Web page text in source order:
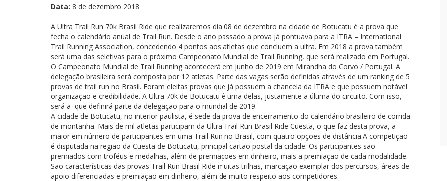
Data: 8 de dezembro 2018
A Ultra Trail Run 70k Brasil Ride que realizaremos dia 08 de dezembro na cidade de Botucatu é a prova que
fecha o calendário anual de Trail Run. Desde o ano passado a prova já pontuava para a ITRA – International
Trail Running Association, concedendo 4 pontos aos atletas que concluem a ultra. Em 2018 a prova também
será uma das seletivas para o próximo Campeonato Mundial de Trail Running, que será realizado em Portugal.
O Campeonato Mundial de Trail Running acontecerá em junho de 2019 em Mirandha do Corvo / Portugal. A
delegação brasileira será composta por 12 atletas. Parte das vagas serão definidas através de um ranking de 5
provas de trail run no Brasil. Foram eleitas provas que já possuem a chancela da ITRA e que possuem notável
organização e credibilidade. A Ultra 70k de Botucatu é uma delas, justamente a última do circuito. Com isso,
será a que definirá parte da delegação para o mundial de 2019.
A cidade de Botucatu, no interior paulista, é sede da prova de encerramento do calendário brasileiro de corrida
de montanha. Mais de mil atletas participam da Ultra Trail Run Brasil Ride Cuesta, o que faz desta prova, a
maior em número de participantes em uma Trail Run no Brasil, com quatro opções de distância.A competição
é disputada na região da Cuesta de Botucatu, principal cartão postal da cidade. Os participantes são
premiados com troféus e medalhas, além de premiações em dinheiro, mais a premiação de cada modalidade.
São características das provas Trail Run Brasil Ride muitas trilhas, marcação exemplar dos percursos, áreas de
apoio diferenciadas e premiação em dinheiro, além de muito respeito aos competidores.